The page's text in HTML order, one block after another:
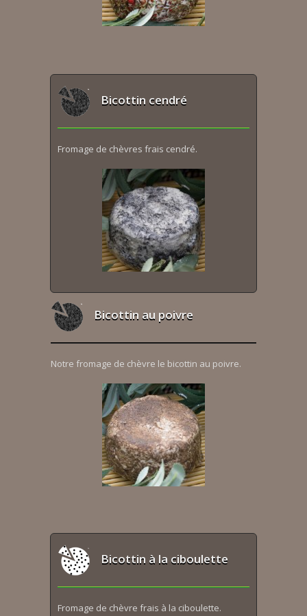
Bicottin cendré
Fromage de chèvres frais cendré.
Bicottin au poivre
Notre fromage de chèvre le bicottin au poivre.
Bicottin à la ciboulette
Fromage de chèvre frais à la ciboulette.